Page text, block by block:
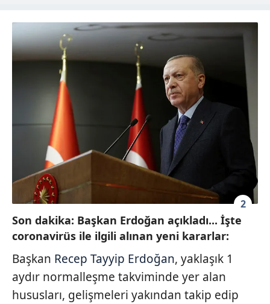
2
Son dakika: Başkan Erdoğan açıkladı... İşte
coronavirüs ile ilgili alınan yeni kararlar:
Başkan Recep Tayyip Erdoğan, yaklaşık 1
aydır normalleşme takviminde yer alan
hususları, gelişmeleri yakından takip edip